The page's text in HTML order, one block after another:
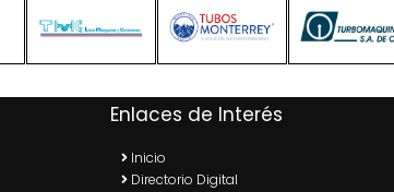
Enlaces de Interés
Inicio
Directorio Digital